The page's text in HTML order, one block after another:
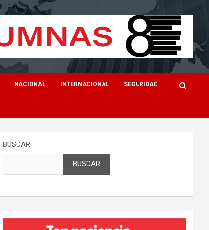
NACIONAL INTERNACIONAL SEGURIDAD
BUSCAR
BUSCAR